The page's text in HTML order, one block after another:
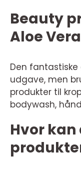
Beauty
Aloe Vera
Den fantastiske
udgave, men
produkter til
bodywash,
Hvor kan